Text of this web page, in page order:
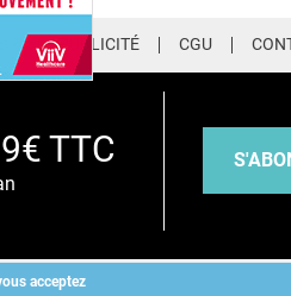
acceptez
PUBLICITÉ CGU
TTC
ALLIEDHEALTH